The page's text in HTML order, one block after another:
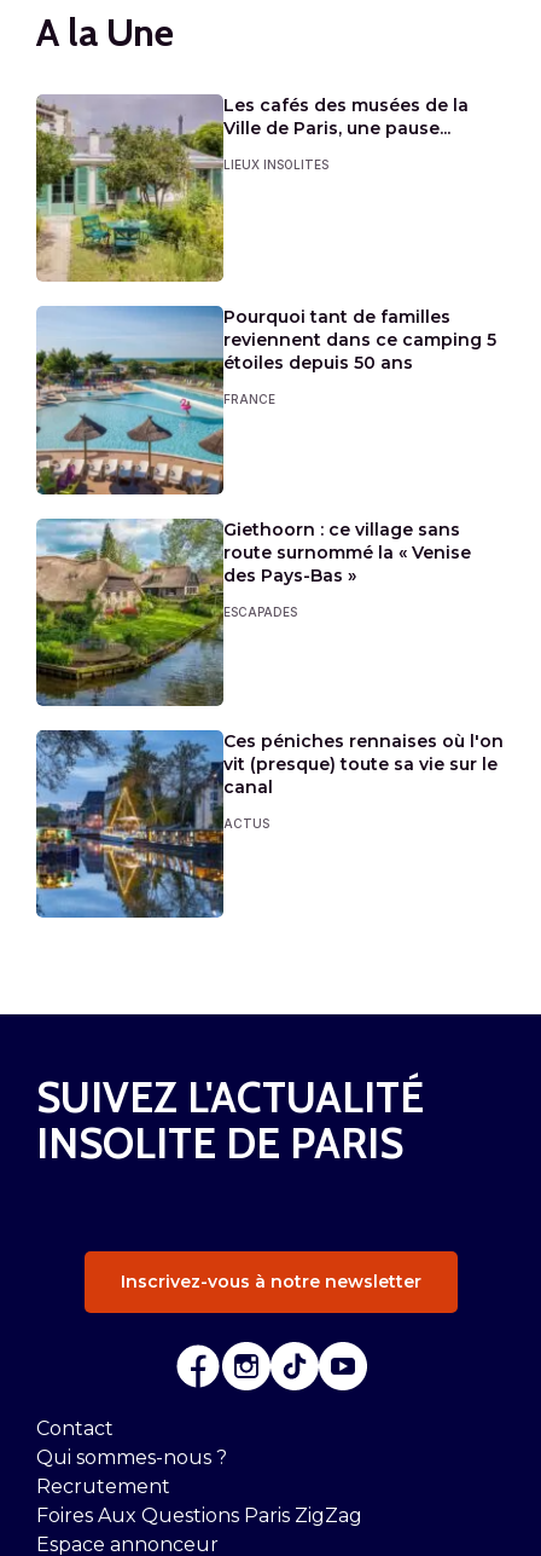
A la Une
Les cafés des musées de la
Ville de Paris, une pause...
LIEUX INSOLITES
Pourquoi tant de familles
reviennent dans ce camping 5
étoiles depuis 50 ans
FRANCE
Giethoorn : ce village sans
route surnommé la « Venise
des Pays-Bas »
ESCAPADES
Ces péniches rennaises où l'on
vit (presque) toute sa vie sur le
canal
ACTUS
SUIVEZ L'ACTUALITÉ
INSOLITE DE PARIS
Inscrivez-vous à notre newsletter
Contact
Qui sommes-nous ?
Recrutement
Foires Aux Questions Paris ZigZag
Espace annonceur